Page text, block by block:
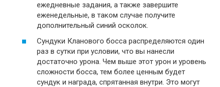
ежедневные задания, а также завершите
еженедельные, в таком случае получите
дополнительный синий осколок.
Сундуки Кланового босса распределяются один
раз в сутки при условии, что вы нанесли
достаточно урона. Чем выше этот урон и уровень
сложности босса, тем более ценным будет
сундук и награда, спрятанная внутри. Это могут